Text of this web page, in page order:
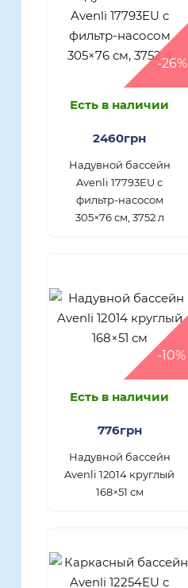
-26%
Есть в наличии
2460грн
Надувной бассейн
Avenli 17793EU с
фильтр-насосом
305×76 см, 3752 л
-10%
Есть в наличии
776грн
Надувной бассейн
Avenli 12014 круглый
168×51 см